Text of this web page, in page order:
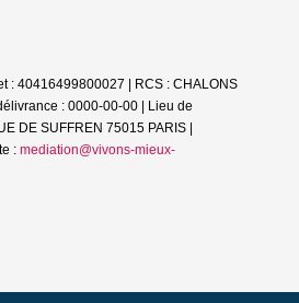
: 40416499800027 | RCS : CHALONS
: 0000-00-00 | Lieu de
DE SUFFREN 75015 PARIS |
: mediation@vivons-mieux-